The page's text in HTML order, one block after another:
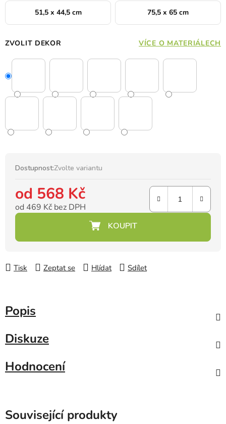
51,5 x 44,5 cm 75,5 x 65 cm
ZVOLIT DEKOR VÍCE O MATERIÁLECH
Dostupnost:Zvolte variantu
od 568 Kč
od 469 Kč bez DPH
Tisk Zeptat se Hlídat Sdílet
Popis
Diskuze
Hodnocení
Související produkty